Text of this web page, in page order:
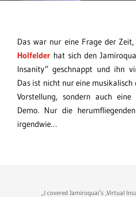
Das war nur eine Frage der
Holfelder hat sich den
Insanity“ geschnappt und ihn
Das ist nicht nur eine
Vorstellung, sondern auch eine
Demo. Nur die
irgendwie…
„I covered Jamiroquai’s ‚Virtual